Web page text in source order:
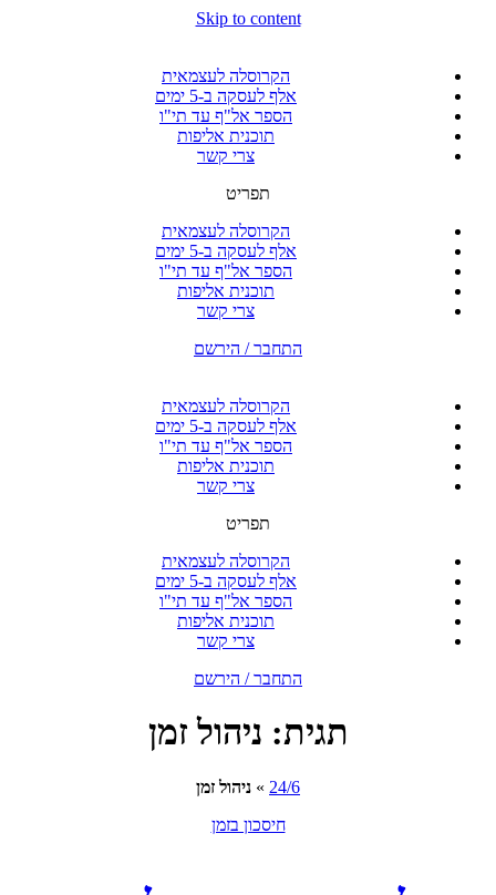
Skip to content
הקרוסלה לעצמאית
אלף לעסקה ב-5 ימים
הספר אל"ף עד תי"ו
תוכנית אליפות
צרי קשר
תפריט
הקרוסלה לעצמאית
אלף לעסקה ב-5 ימים
הספר אל"ף עד תי"ו
תוכנית אליפות
צרי קשר
התחבר / הירשם
הקרוסלה לעצמאית
אלף לעסקה ב-5 ימים
הספר אל"ף עד תי"ו
תוכנית אליפות
צרי קשר
תפריט
הקרוסלה לעצמאית
אלף לעסקה ב-5 ימים
הספר אל"ף עד תי"ו
תוכנית אליפות
צרי קשר
התחבר / הירשם
תגית: ניהול זמן
24/6
» ניהול זמן
חיסכון בזמן